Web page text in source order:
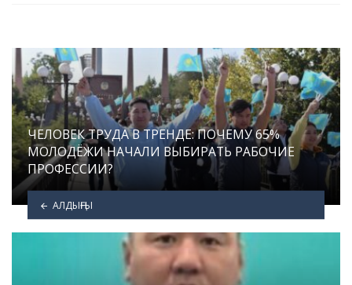
ЧЕЛОВЕК ТРУДА В ТРЕНДЕ: ПОЧЕМУ 65%
МОЛОДЁЖИ НАЧАЛИ ВЫБИРАТЬ РАБОЧИЕ
ПРОФЕССИИ?
АЛДЫҢҒЫ